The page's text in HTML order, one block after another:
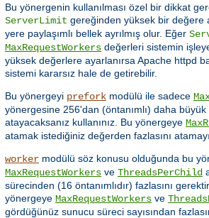
Bu yönergenin kullanılması özel bir dikkat
ServerLimit gereğinden yüksek bir değere
yere paylaşımlı bellek ayrılmış olur. Eğer
MaxRequestWorkers değerleri sistemin
yüksek değerlere ayarlanırsa Apache httpd
sistemi kararsız hale de getirebilir.
Bu yönergeyi prefork modülü ile sadece
yönergesine 256'dan (öntanımlı) daha
atayacaksanız kullanınız. Bu yönergeye
atamak istediğiniz değerden fazlasını
worker modülü söz konusu olduğunda bu
MaxRequestWorkers ve ThreadsPerChild
sürecinden (16 öntanımlıdır) fazlasını
yönergeye MaxRequestWorkers ve
gördüğünüz sunucu süreci sayısından